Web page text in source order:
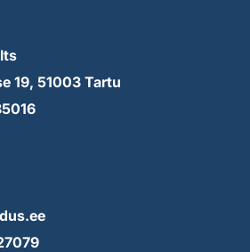
19, 51003 Tartu